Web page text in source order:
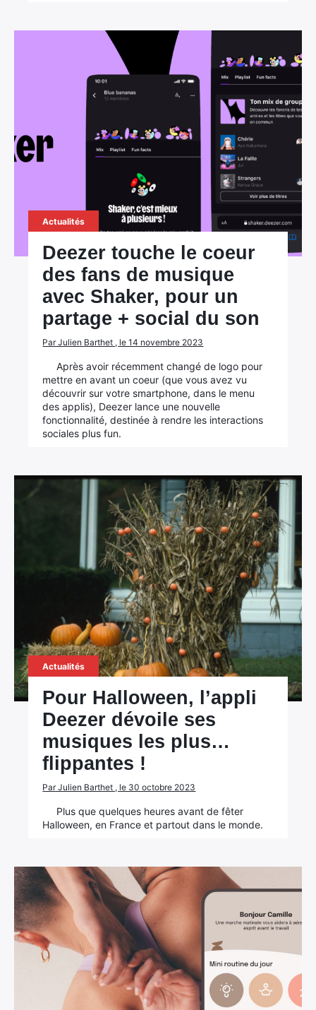
Actualités
Deezer touche le coeur
des fans de musique
avec Shaker, pour un
partage + social du son
Par Julien Barthet , le 14 novembre 2023
Après avoir récemment changé de logo pour
mettre en avant un coeur (que vous avez vu
découvrir sur votre smartphone, dans le menu
des applis), Deezer lance une nouvelle
fonctionnalité, destinée à rendre les interactions
sociales plus fun.
Actualités
Pour Halloween, l’appli
Deezer dévoile ses
musiques les plus…
flippantes !
Par Julien Barthet , le 30 octobre 2023
Plus que quelques heures avant de fêter
Halloween, en France et partout dans le monde.